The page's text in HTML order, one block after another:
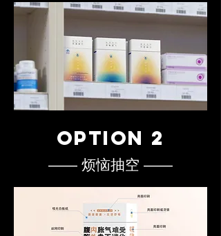
OPTION 2
—— 烦恼抽空 ——